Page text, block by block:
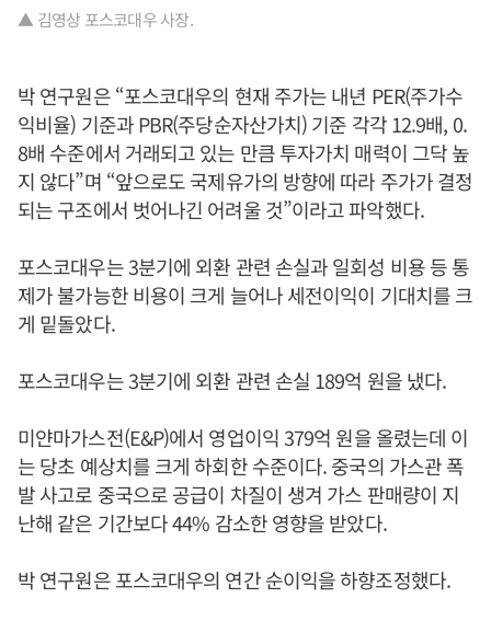
▲ 김영상 포스코대우 사장.
박 연구원은 “포스코대우의 현재 주가는 내년 PER(주가수
익비율) 기준과 PBR(주당순자산가치) 기준 각각 12.9배, 0.
8배 수준에서 거래되고 있는 만큼 투자가치 매력이 그닥 높
지 않다”며 “앞으로도 국제유가의 방향에 따라 주가가 결정
되는 구조에서 벗어나긴 어려울 것”이라고 파악했다.
포스코대우는 3분기에 외환 관련 손실과 일회성 비용 등 통
제가 불가능한 비용이 크게 늘어나 세전이익이 기대치를 크
게 밑돌았다.
포스코대우는 3분기에 외환 관련 손실 189억 원을 냈다.
미얀마가스전(E&P)에서 영업이익 379억 원을 올렸는데 이
는 당초 예상치를 크게 하회한 수준이다. 중국의 가스관 폭
발 사고로 중국으로 공급이 차질이 생겨 가스 판매량이 지
난해 같은 기간보다 44% 감소한 영향을 받았다.
박 연구원은 포스코대우의 연간 순이익을 하향조정했다.